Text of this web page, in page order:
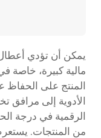
يمكن أن تؤدي
مالية كبيرة، خاصة
المنتج على
الأدوية إلى مرافق
الرقمية في درجة
من المنتجات.